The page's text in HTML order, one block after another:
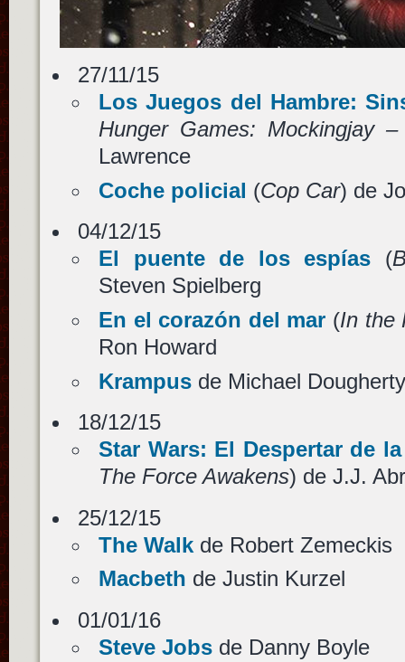
27/11/15
Los Juegos del Hambre:
Hunger Games: Mockingjay
Lawrence
Coche policial (Cop Car) de
04/12/15
El puente de los espías (
Steven Spielberg
En el corazón del mar (In the
Ron Howard
Krampusde Michael Dougherty
18/12/15
Star Wars: El Despertar de
The Force Awakens) de J.J.
25/12/15
The Walkde Robert Zemeckis
Macbeth de Justin Kurzel
01/01/16
Steve Jobsde Danny Boyle